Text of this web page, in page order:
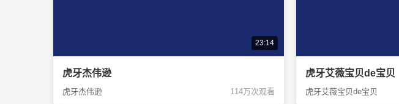
23:14
虎牙杰伟逊
虎牙杰伟逊 114万次观看
虎牙艾薇宝贝de宝贝
虎牙艾薇宝贝de宝贝